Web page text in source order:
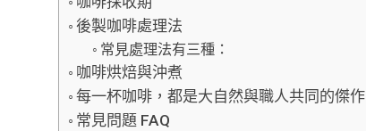
後製咖啡處理法
常見處理法有三種：
咖啡烘焙與沖煮
每一杯咖啡，都是大自然與職人共同的傑作
常見問題 FAQ